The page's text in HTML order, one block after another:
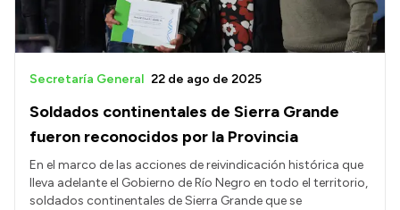
Soldados continentales de Sierra Grande
fueron reconocidos por la Provincia
Secretaría General 22 de ago de 2025
En el marco de las acciones de reivindicación histórica que
lleva adelante el Gobierno de Río Negro en todo el territorio,
soldados continentales de Sierra Grande que se